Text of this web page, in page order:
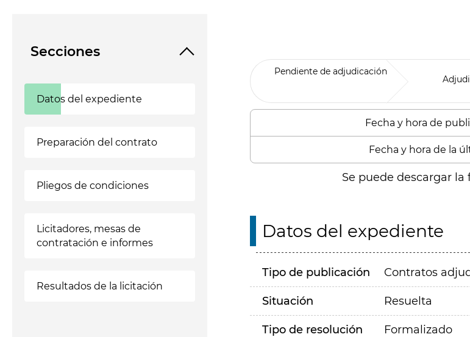
Secciones
Datos del expediente
Preparación del contrato
Pliegos de condiciones
Licitadores, mesas de
contratación e informes
Resultados de la licitación
Pendiente de adjudicación
Fecha y hora de
Fecha y hora de la
Se puede descargar
Datos del expediente
Tipo de publicación Contratos
Situación Resuelta
Tipo de resolución Formalizado